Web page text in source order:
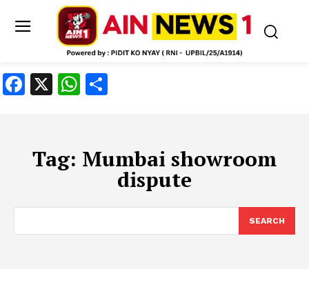
Facebook
X WhatsApp
Tag: Mumbai showroom
dispute
SEARCH